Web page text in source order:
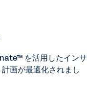
を活用したインサ
画が最適化されまし